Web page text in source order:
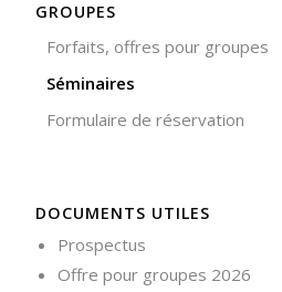
GROUPES
Forfaits, offres pour groupes
Séminaires
Formulaire de réservation
DOCUMENTS UTILES
Prospectus
Offre pour groupes 2026